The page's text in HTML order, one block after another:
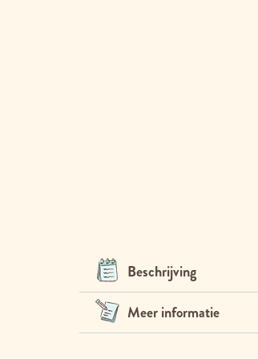
Beschrijving
Meer informatie